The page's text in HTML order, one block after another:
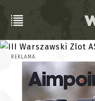
REKLAMA